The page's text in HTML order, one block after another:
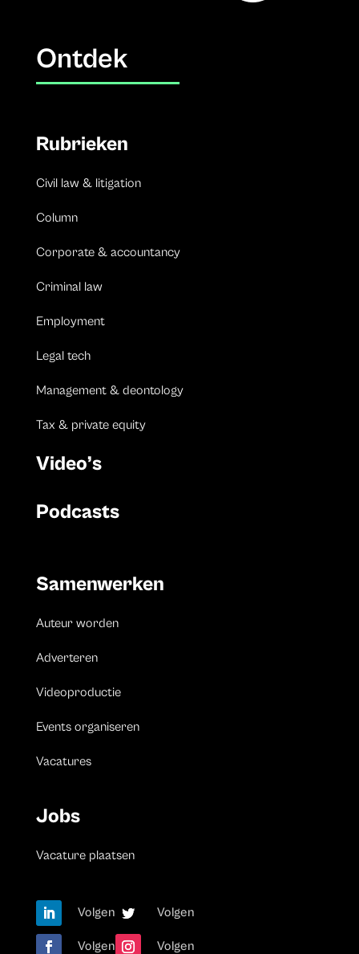
Ontdek
Rubrieken
Civil law & litigation
Column
Corporate & accountancy
Criminal law
Employment
Legal tech
Management & deontology
Tax & private equity
Video’s
Podcasts
Samenwerken
Auteur worden
Adverteren
Videoproductie
Events organiseren
Vacatures
Jobs
Vacature plaatsen
Volgen Volgen
Volgen Volgen